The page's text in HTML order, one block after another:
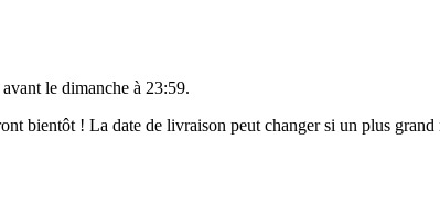
avant le dimanche à 23:59.
bientôt ! La date de livraison peut changer si un plus grand